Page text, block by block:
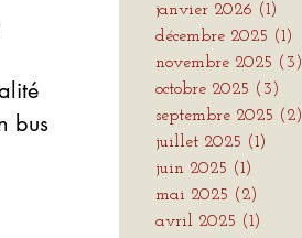
bus
janvier 2026 (1)
décembre 2025 (1)
novembre 2025 (3)
octobre 2025 (3)
septembre 2025 (2)
juillet 2025 (1)
juin 2025 (1)
mai 2025 (2)
avril 2025 (1)